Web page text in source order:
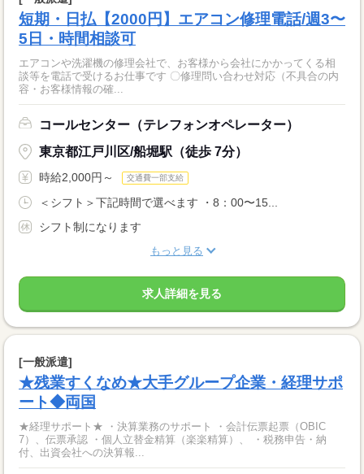
短期・日払【2000円】エアコン修理電話/週3〜
5日・時間相談可
エアコンや洗濯機の修理会社で、お客様から会社にかかってくる相
談等を電話で受けるお仕事です 〇修理問い合わせ対応（不具合の内
容・お客様情報の確...
コールセンター（テレフォンオペレーター）
東京都江戸川区/船堀駅（徒歩 7分）
時給2,000円～ 交通費一部支給
＜シフト＞下記時間で選べます ・8：00〜15...
シフト制になります
もっと見る
求人詳細を見る
[一般派遣]
★残業すくなめ★大手グループ企業・経理サポ
ート◆両国
★経理サポート★ ・決算業務のサポート ・会計伝票起票（OBIC
7）、伝票承認 ・個人立替金精算（楽楽精算）、 ・税務申告・納
付、出資会社への決算報...